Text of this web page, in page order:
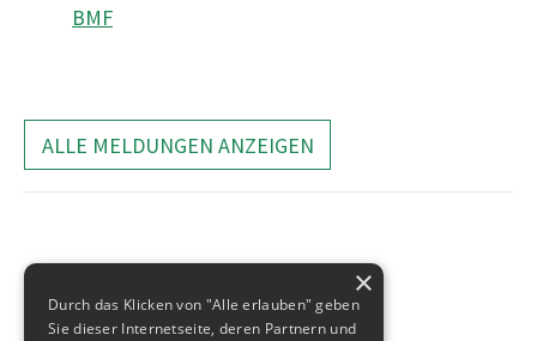
BMF
ALLE MELDUNGEN ANZEIGEN
×
Durch das Klicken von "Alle erlauben" geben
Sie dieser Internetseite, deren Partnern und